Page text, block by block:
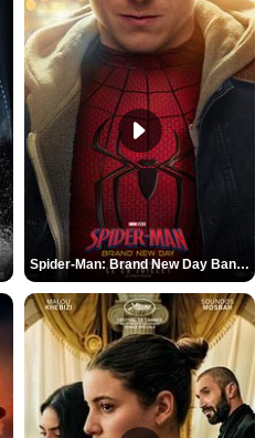
Spider-Man: Brand New Day Bande-annonce VO STFR